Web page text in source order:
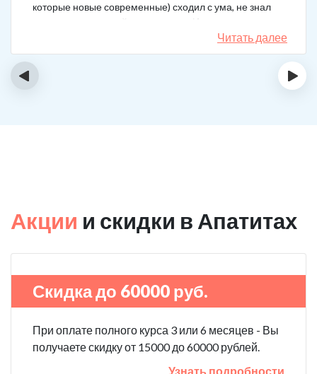
которые новые современные) сходил с ума, не знал
куда деться от своей зависимости. Искал тех кто
сможет мне помочь в интернете, позвонил, приехал.
На сегодняшний день не употребляю!
Читать далее
‹ ›
Акции и скидки в Апатитах
Скидка до 60000 руб.
При оплате полного курса 3 или 6 месяцев - Вы
получаете скидку от 15000 до 60000 рублей.
Узнать подробности